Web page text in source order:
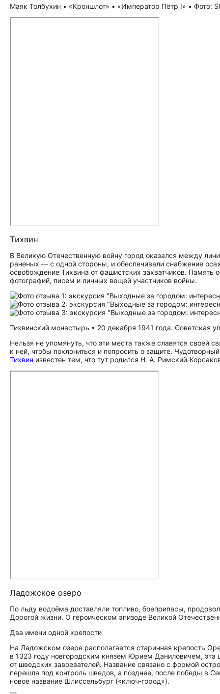
Маяк Толбухин • «Кроншлот» • «Император Пётр I» • Фото:
Тихвин
В Великую Отечественную войну город оказался между
раненых — с одной стороны, и обеспечивали снабжение
освобождение Тихвина от фашистских захватчиков.
фотографий, писем и личных вещей участников войны.
Тихвинский монастырь • 20 декабря 1941 года. Советская
Нельзя не упомянуть, что эти места также славятся своей
к ней, чтобы поклониться и попросить о защите.
Тихвин известен тем, что тут родился Н. А.
Ладожское озеро
По льду водоёма доставляли топливо, боеприпасы,
Дорогой жизни. О героическом эпизоде Великой
Два имени одной крепости
На Ладожском озере располагается старинная крепость
в 1323 году новгородским князем Юрием Даниловичем, эта
от шведских завоевателей. Название связано с формой
перешла под контроль шведов, а позднее, после победы в
новое название Шлиссельбург («ключ‑город»).